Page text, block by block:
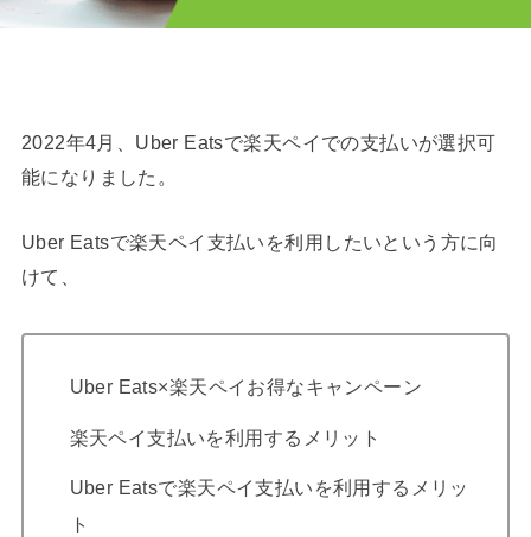
2022年4月、Uber Eatsで楽天ペイでの支払いが選択可
能になりました。
Uber Eatsで楽天ペイ支払いを利用したいという方に向
けて、
Uber Eats×楽天ペイお得なキャンペーン
楽天ペイ支払いを利用するメリット
Uber Eatsで楽天ペイ支払いを利用するメリッ
ト